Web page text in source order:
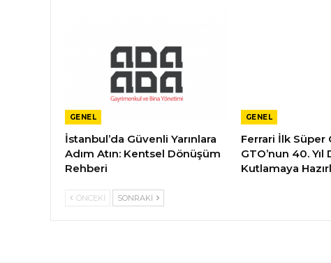
GENEL
İstanbul’da Güvenli Yarınlara
Adım Atın: Kentsel Dönüşüm
Rehberi
GENEL
Ferrari İlk Süper
GTO’nun 40.
Kutlamaya
ÖNCEKI SONRAKI